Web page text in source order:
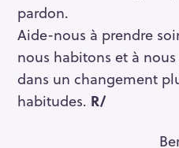
pardon.
Aide-nous à prendre
nous habitons et à
dans un changement
habitudes. R/